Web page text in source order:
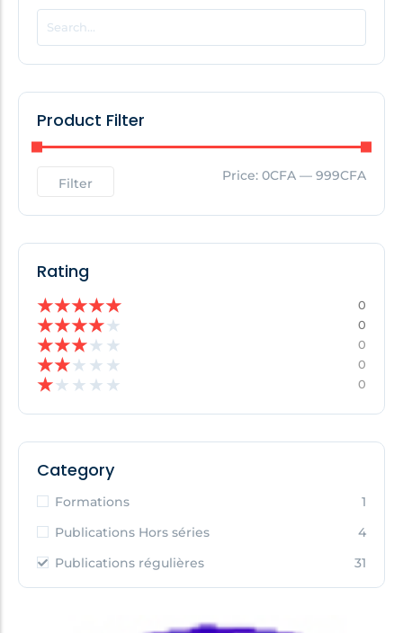
POPULAR THIS WEEK
No Posts Found!
No Posts Found!
Product Filter
Filter Price: 0CFA — 999CFA
Rating
★★★★★ 0
★★★★★ 0
★★★★ ★ 0
★★★ ★ ★ 0
★★ ★ ★ ★ 0
Category
Formations
1
Publications Hors séries
4
Publications régulières
31